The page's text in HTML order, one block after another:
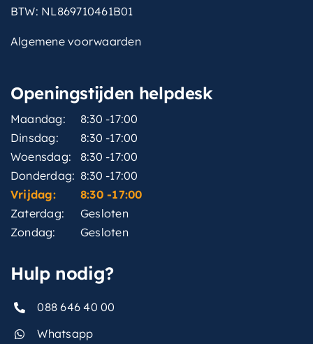
BTW: NL869710461B01
Algemene voorwaarden
Openingstijden helpdesk
Maandag:
8:30 -17:00
Dinsdag:
8:30 -17:00
Woensdag:
8:30 -17:00
Donderdag: 8:30 -17:00
Vrijdag:
8:30 -17:00
Zaterdag:
Gesloten
Zondag:
Gesloten
Hulp nodig?
088 646 40 00
Whatsapp